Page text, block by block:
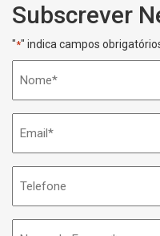
Subscrever
"*" indica campos